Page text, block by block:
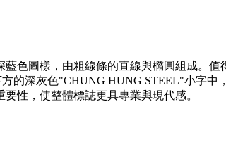
色圖樣，由粗線條的直線與橢圓組成。
的深灰色"CHUNG HUNG STEEL"小字
性，使整體標誌更具專業與現代感。